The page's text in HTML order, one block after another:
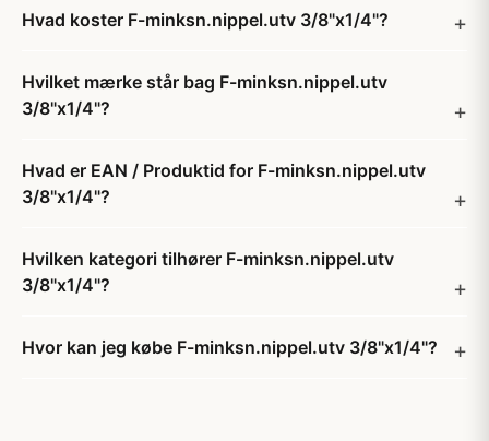
Hvad koster F-minksn.nippel.utv 3/8"x1/4"?
Hvilket mærke står bag F-minksn.nippel.utv
3/8"x1/4"?
Hvad er EAN / Produktid for F-minksn.nippel.utv
3/8"x1/4"?
Hvilken kategori tilhører F-minksn.nippel.utv
3/8"x1/4"?
Hvor kan jeg købe F-minksn.nippel.utv 3/8"x1/4"?